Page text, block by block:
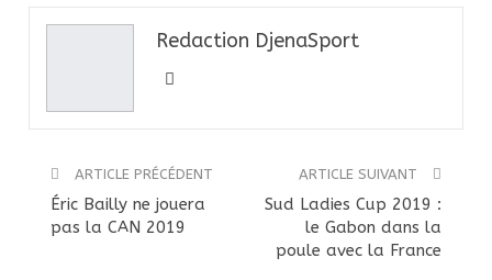
Redaction DjenaSport
ARTICLE PRÉCÉDENT
Éric Bailly ne jouera
pas la CAN 2019
ARTICLE SUIVANT
Sud Ladies Cup 2019 :
le Gabon dans la
poule avec la France